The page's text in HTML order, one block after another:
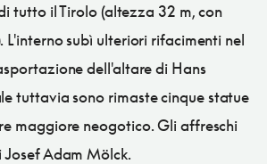
tutto il Tirolo (altezza 32 m, con
L'interno subì ulteriori rifacimenti nel
dell'altare di Hans
tuttavia sono rimaste cinque statue
maggiore neogotico. Gli affreschi
Josef Adam Mölck.